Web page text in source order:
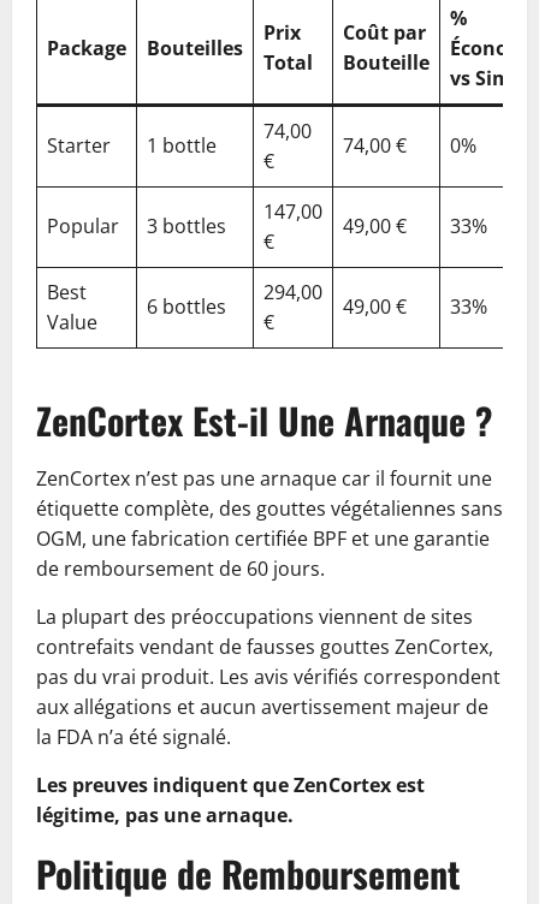
Package Bouteilles
Prix
Total
Coût par
Bouteille
%
vs Simple
Starter 1 bottle
74,00
€
74,00 € 0%
Popular 3 bottles
147,00
€
49,00 € 33%
Best
Value
6 bottles
294,00
€
49,00 € 33%
ZenCortex Est-il Une Arnaque ?
ZenCortex n’est pas une arnaque car il fournit une
étiquette complète, des gouttes végétaliennes sans
OGM, une fabrication certifiée BPF et une garantie
de remboursement de 60 jours.
La plupart des préoccupations viennent de sites
contrefaits vendant de fausses gouttes ZenCortex,
pas du vrai produit. Les avis vérifiés correspondent
aux allégations et aucun avertissement majeur de
la FDA n’a été signalé.
Les preuves indiquent que ZenCortex est
légitime, pas une arnaque.
Politique de Remboursement